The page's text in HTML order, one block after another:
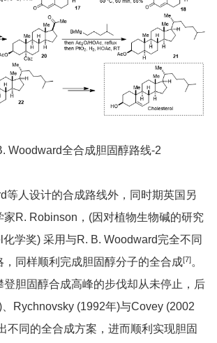
Woodward全合成胆固醇路线-2
等人设计的合成路线外，同时期英国另
家R. Robinson，(因对植物生物碱的研究
学奖) 采用与R. B. Woodward完全不同
，同样顺利完成胆固醇分子的全合成[7]。
登胆固醇合成高峰的步伐却从未停止，后
Rychnovsky (1992年)与Covey (2002
不同的全合成方案，进而顺利实现胆固